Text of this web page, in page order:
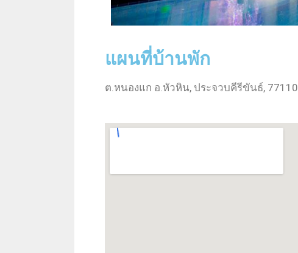
แผนที่บ้านพัก
ต.หนองแก อ.หัวหิน, ประจวบคีรีขันธ์, 77110